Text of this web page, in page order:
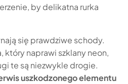
by delikatna rurka
się prawdziwe schody.
który naprawi szklany neon,
te są niezwykle drogie.
uszkodzonego elementu